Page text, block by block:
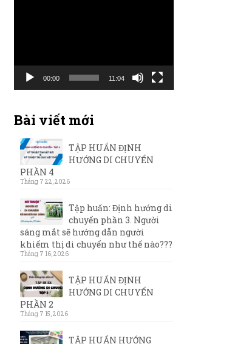
00:00 11:04
Bài viết mới
TẬP HUẤN ĐỊNH
HƯỚNG DI CHUYỂN
PHẦN 4
Tháng 7 22, 2026
Tập huấn: Định hướng di
chuyển phần 3. Người
sáng mắt sẽ hướng dẫn người
khiếm thị di chuyển như thế nào???
Tháng 7 16, 2026
TẬP HUẤN ĐỊNH
HƯỚNG DI CHUYỂN
PHẦN 2
Tháng 7 15, 2026
TẬP HUẤN HƯỚNG